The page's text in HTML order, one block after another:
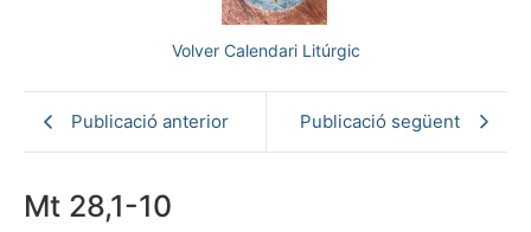
Volver Calendari Litúrgic
Publicació anterior Publicació següent
Mt 28,1-10